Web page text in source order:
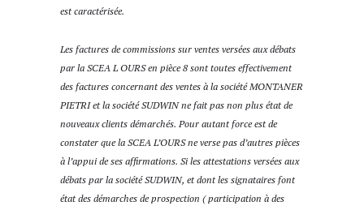
est caractérisée.
Les factures de commissions sur ventes versées aux débats
par la SCEA L OURS en pièce 8 sont toutes effectivement
des factures concernant des ventes à la société MONTANER
PIETRI et la société SUDWIN ne fait pas non plus état de
nouveaux clients démarchés. Pour autant force est de
constater que la SCEA L’OURS ne verse pas d’autres pièces
à l’appui de ses affirmations. Si les attestations versées aux
débats par la société SUDWIN, et dont les signataires font
état des démarches de prospection ( participation à des